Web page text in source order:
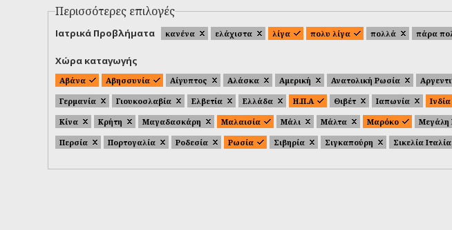
Περισσότερες επιλογές
Ιατρικά Προβλήματα κανένα ελάχιστα λίγα πολυ λίγα πολλά πάρα
Χώρα καταγωγής
Αβάνα Αβησσυνία Αίγυπτος Αλάσκα Αμερική Ανατολική Ρωσία
Γερμανία
Γιουκοσλαβία Ελβετία Ελλάδα Η.Π.Α Θιβέτ Ιαπωνία Ινδία
Κίνα
Κρήτη Μαγαδασκάρη Μαλαισία Μάλι Μάλτα Μαρόκο Μεγάλη
Περσία
Πορτογαλία Ροδεσία Ρωσία Σιβηρία Σιγκαπούρη Σικελία Ιταλία